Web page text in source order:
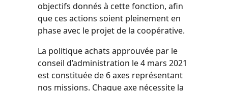
objectifs donnés à cette fonction, afin
que ces actions soient pleinement en
phase avec le projet de la coopérative.
La politique achats approuvée par le
conseil d’administration le 4 mars 2021
est constituée de 6 axes représentant
nos missions. Chaque axe nécessite la